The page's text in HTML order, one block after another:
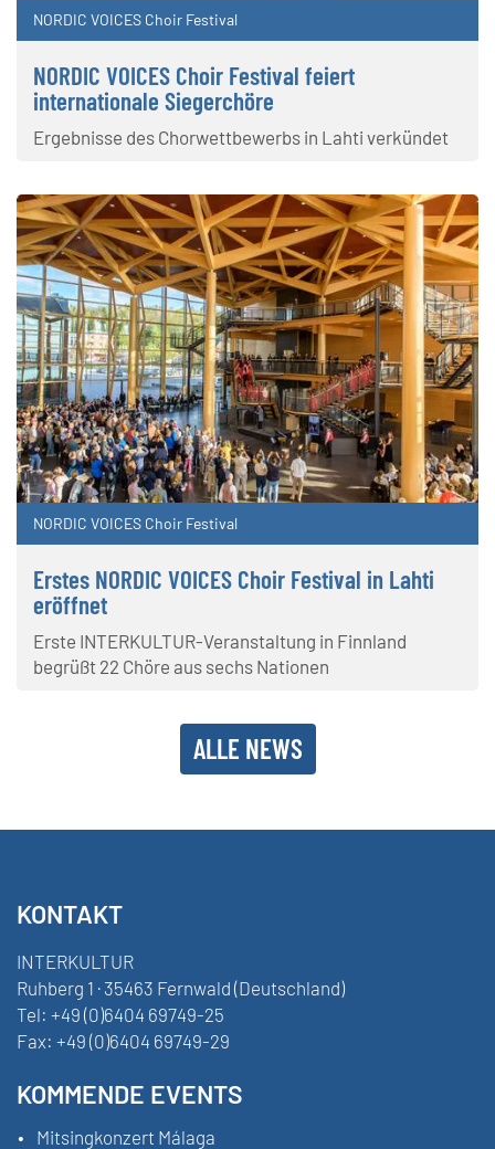
NORDIC VOICES Choir Festival
NORDIC VOICES Choir Festival feiert
internationale Siegerchöre
Ergebnisse des Chorwettbewerbs in Lahti verkündet
NORDIC VOICES Choir Festival
Erstes NORDIC VOICES Choir Festival in Lahti
eröffnet
Erste INTERKULTUR-Veranstaltung in Finnland
begrüßt 22 Chöre aus sechs Nationen
ALLE NEWS
KONTAKT
INTERKULTUR
Ruhberg 1 · 35463 Fernwald (Deutschland)
Tel: +49 (0)6404 69749-25
Fax: +49 (0)6404 69749-29
KOMMENDE EVENTS
Mitsingkonzert Málaga